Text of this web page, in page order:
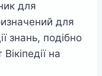
для
для
знань, подібно
на